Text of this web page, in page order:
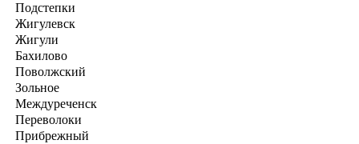
Подстепки
Жигулевск
Жигули
Бахилово
Поволжский
Зольное
Междуреченск
Переволоки
Прибрежный